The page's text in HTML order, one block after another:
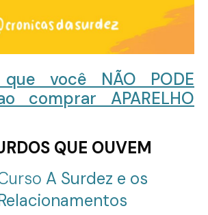
você NÃO PODE
comprar APARELHO
QUE OUVEM
A Surdez e os